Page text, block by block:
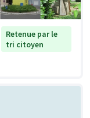
Retenue par le
tri citoyen